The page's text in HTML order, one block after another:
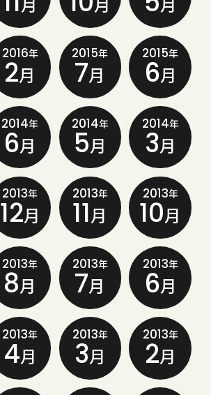
月 月 月
2016年
2月
2015年
7月
2015年
6月
2014年
6月
2014年
5月
2014年
3月
2013年
12月
2013年
11月
2013年
10月
2013年
8月
2013年
7月
2013年
6月
2013年
4月
2013年
3月
2013年
2月